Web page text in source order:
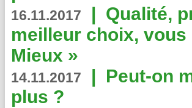
16.11.2017 | Qualité,
meilleur choix, vous
Mieux »
14.11.2017 | Peut-on
plus ?